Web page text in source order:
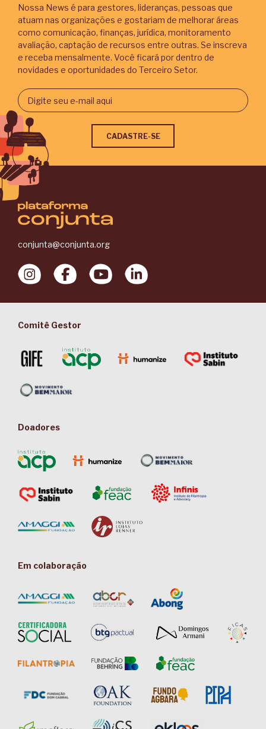
Nossa News é para gestores, lideranças, pessoas que
atuam nas organizações e gostariam de melhorar áreas
como comunicação, finanças, jurídica, monitoramento
avaliação, captação de recursos entre outras. Se inscreva
e receba mensalmente. Você ficará por dentro de
novidades e oportunidades do Terceiro Setor.
conjunta@conjunta.org
Comitê Gestor
Doadores
Em colaboração